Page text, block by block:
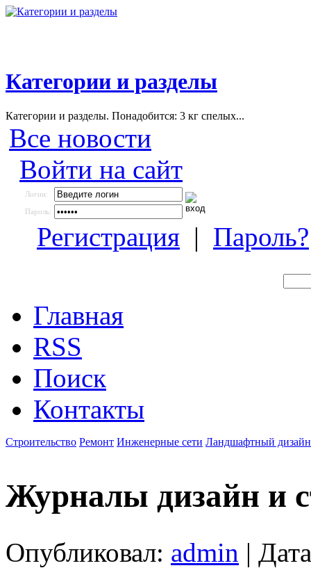
Категории и разделы
Категории и разделы. Понадобится: 3 кг спелых...
Все новости
Войти на сайт
Логин:
Пароль:
Регистрация | Пароль?
Главная
RSS
Поиск
Контакты
Строительство Ремонт Инженерные сети Ландшафтный дизайн
Журналы дизайн и
Опубликовал: admin |